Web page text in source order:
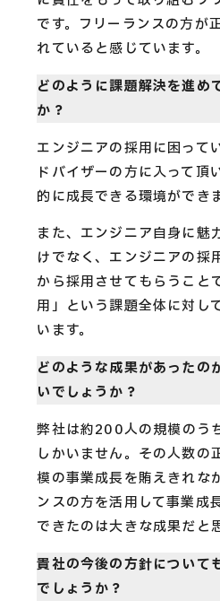
です。フリーランスの方が
れていると感じています。
どのように課題解決を進め
か？
エンジニアの採用に困って
ドバイザーの方に入って頂
的に成長できる環境ができ
また、エンジニア自身に魅
けでなく、エンジニアの
から採用させてもらうこと
用」という課題全体に対し
います。
どのような成果があったの
いでしょうか？
弊社は約200人の規模のう
しかいません。その人数
模の事業成長を賄えきれな
ンスの方を活用して事業成
できたのは大きな成果だと
貴社の今後の方針について
でしょうか？